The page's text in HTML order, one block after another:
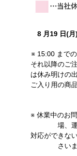
8 月19 日(月
※ 15:00 まで
それ以降のご
は休み明けの
ご入り用の商
※ 休業中のお
場、
対応ができな
さい